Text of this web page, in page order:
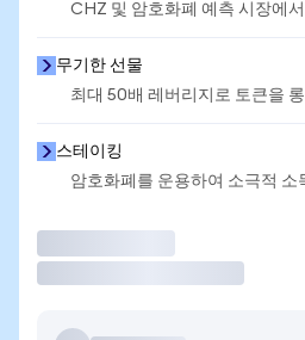
CHZ 및 암호화폐 예측 시장에
무기한 선물
최대 50배 레버리지로 토큰을
스테이킹
암호화폐를 운용하여 소극적 소